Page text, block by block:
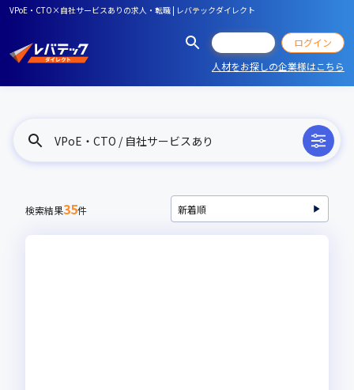
VPoE・CTO×自社サービスありの求人・転職 | レバテックダイレクト
ログイン
人材をお探しの企業様はこちら
VPoE・CTO / 自社サービスあり
検索結果35件